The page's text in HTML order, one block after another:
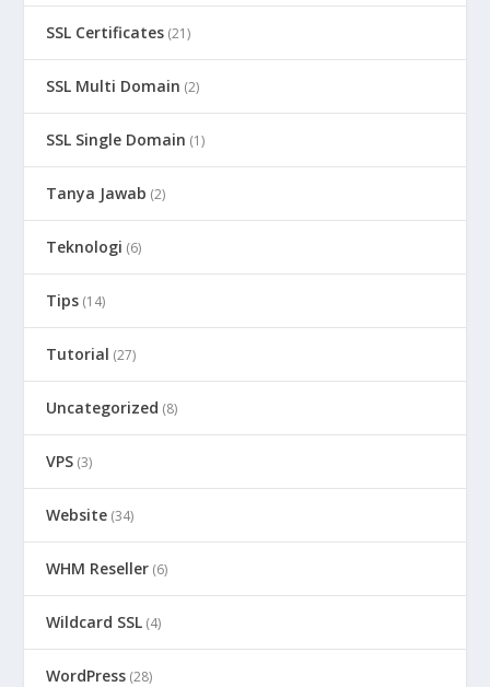
SSL Certificates (21)
SSL Multi Domain (2)
SSL Single Domain (1)
Tanya Jawab (2)
Teknologi (6)
Tips (14)
Tutorial (27)
Uncategorized (8)
VPS (3)
Website (34)
WHM Reseller (6)
Wildcard SSL (4)
WordPress (28)